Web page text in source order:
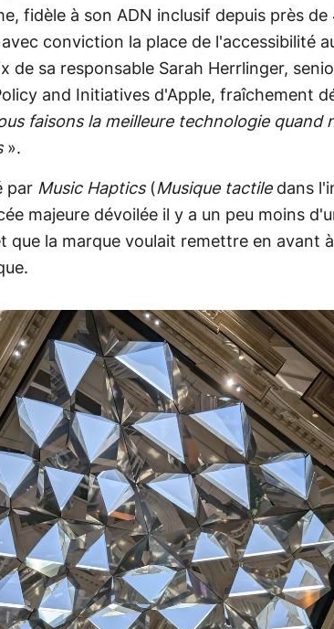
fidèle à son ADN inclusif depuis près de
conviction la place de l'accessibilité
de sa responsable Sarah Herrlinger,
and Initiatives d'Apple, fraîchement
faisons la meilleure technologie quand
».
par Music Haptics(Musique tactiledans
majeure dévoilée il y a un peu moins
que la marque voulait remettre en avant